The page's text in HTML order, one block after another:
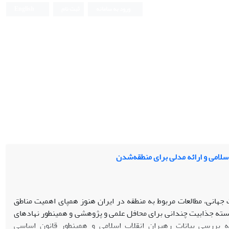
و ارائه مدلی برای منطقه‌شدن
مطالعات مربوط به منطقه در ایران هنوز همپای اهمیت مناطق
جذابیت چندانی برای محافل علمی و پژوهشی و همینطور نهادهای
بیانات رهبران انقلاب اسلامی و همینطور قانون اساسی